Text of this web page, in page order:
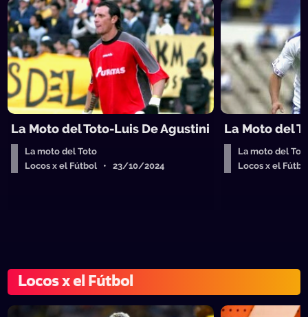
La Moto del Toto-Luis De Agustini
La moto del Toto
Locos x el Fútbol • 23/10/2024
La Moto del
La moto del
Locos x el
Locos x el Fútbol